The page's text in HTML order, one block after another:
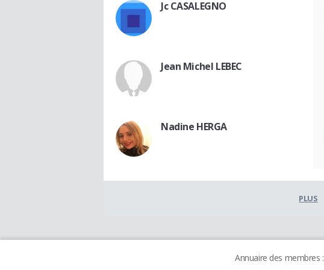
Jc CASALEGNO
Jean Michel LEBEC
Nadine HERGA
PLUS
Annuaire des membres :